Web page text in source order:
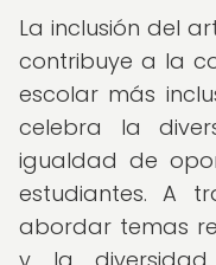
La inclusión del
contribuye a la
escolar más
celebra la
igualdad de
estudiantes. A
abordar temas